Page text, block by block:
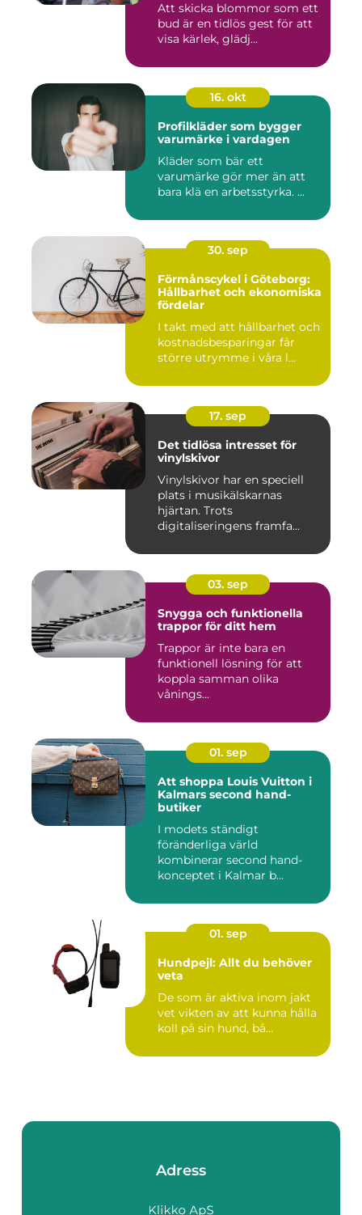
Att skicka blommor som ett
bud är en tidlös gest för att
visa kärlek, glädj...
16. okt
Profilkläder som bygger
varumärke i vardagen
Kläder som bär ett
varumärke gör mer än att
bara klä en arbetsstyrka. ...
30. sep
Förmånscykel i Göteborg:
Hållbarhet och ekonomiska
fördelar
I takt med att hållbarhet och
kostnadsbesparingar får
större utrymme i våra l...
17. sep
Det tidlösa intresset för
vinylskivor
Vinylskivor har en speciell
plats i musikälskarnas
hjärtan. Trots
digitaliseringens framfa...
03. sep
Snygga och funktionella
trappor för ditt hem
Trappor är inte bara en
funktionell lösning för att
koppla samman olika
vånings...
01. sep
Att shoppa Louis Vuitton i
Kalmars second hand-
butiker
I modets ständigt
föränderliga värld
kombinerar second hand-
konceptet i Kalmar b...
01. sep
Hundpejl: Allt du behöver
veta
De som är aktiva inom jakt
vet vikten av att kunna hålla
koll på sin hund, bå...
Adress